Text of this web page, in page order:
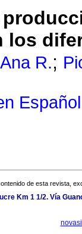
los
R.;
Español
de esta revista,
Km 1 1/2. Vía